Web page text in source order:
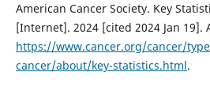
American Cancer Society. Key
[Internet]. 2024 [cited 2024 Jan 19].
https://www.cancer.org/cancer/
cancer/about/key-statistics.html.